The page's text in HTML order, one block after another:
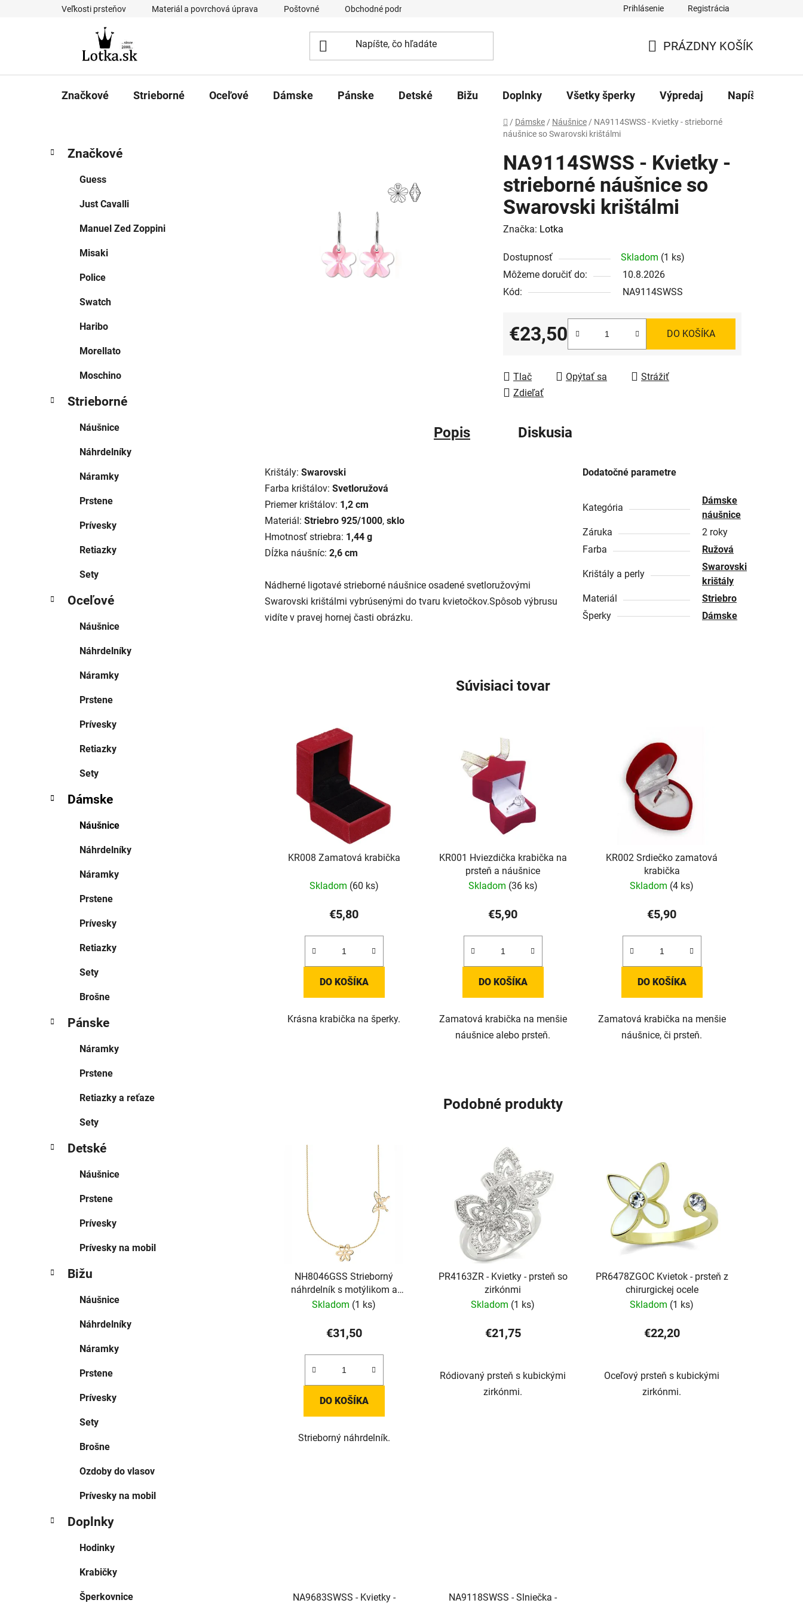
Veľkosti prsteňov Materiál a povrchová úprava Poštovné Obchodné podmienky Prihlásenie Registrácia
KOŠÍK
PRÁZDNY KOŠÍK
Značkové Strieborné Oceľové Dámske Pánske Detské Bižu Doplnky Všetky šperky Výpredaj Napíšte nám
Domov
/ Dámske / Náušnice / NA9114SWSS - Kvietky - strieborné
náušnice so Swarovski krištálmi
B
kategórie
a
Značkové
Guess
Just Cavalli
Manuel Zed Zoppini
Misaki
Police
Swatch
Haribo
Morellato
Moschino
Strieborné
Náušnice
Náhrdelníky
Náramky
Prstene
Prívesky
Retiazky
Sety
Oceľové
Náušnice
Náhrdelníky
Náramky
Prstene
Prívesky
Retiazky
Sety
Dámske
Náušnice
Náhrdelníky
Náramky
Prstene
Prívesky
Retiazky
Sety
Brošne
Pánske
Náramky
Prstene
Retiazky a reťaze
Sety
Detské
Náušnice
Prstene
Prívesky
Prívesky na mobil
Bižu
Náušnice
Náhrdelníky
Náramky
Prstene
Prívesky
Sety
Brošne
Ozdoby do vlasov
Prívesky na mobil
Doplnky
Hodinky
Krabičky
Šperkovnice
NA9114SWSS - Kvietky -
strieborné náušnice so
Swarovski krištálmi
Značka: Lotka
Dostupnosť Skladom (1 ks)
Môžeme doručiť do:
10.8.2026
Kód:
NA9114SWSS
€23,50
Jednotková cena:
DO KOŠÍKA
Tlač Opýtať sa
Strážiť
Zdieľať
Popis Diskusia
Krištály: Swarovski
Farba krištálov: Svetloružová
Priemer krištálov: 1,2 cm
Materiál: Striebro 925/1000, sklo
Hmotnosť striebra: 1,44 g
Dĺžka náušníc: 2,6 cm
Nádherné ligotavé strieborné náušnice osadené svetloružovými
Swarovski krištálmi vybrúsenými do tvaru kvietočkov.Spôsob výbrusu
vidíte v pravej hornej časti obrázku.
Dodatočné parametre
Kategória
Dámske
náušnice
Záruka
2 roky
Farba
Ružová
Krištály a perly
Swarovski
krištály
Materiál
Striebro
Šperky
Dámske
Súvisiaci tovar
KR008 Zamatová krabička
Skladom (60 ks)
€5,80
DO KOŠÍKA
Krásna krabička na šperky.
KR001 Hviezdička krabička na
prsteň a náušnice
Skladom (36 ks)
€5,90
DO KOŠÍKA
Zamatová krabička na menšie
náušnice alebo prsteň.
KR002 Srdiečko zamatová
krabička
Skladom (4 ks)
€5,90
DO KOŠÍKA
Zamatová krabička na menšie
náušnice, či prsteň.
Podobné produkty
NH8046GSS Strieborný
náhrdelník s motýlikom a
kvietkom
Skladom (1 ks)
€31,50
DO KOŠÍKA
Strieborný náhrdelník.
PR4163ZR - Kvietky - prsteň so
zirkónmi
Skladom (1 ks)
€21,75
Ródiovaný prsteň s kubickými
zirkónmi.
PR6478ZGOC Kvietok - prsteň z
chirurgickej ocele
Skladom (1 ks)
€22,20
Oceľový prsteň s kubickými
zirkónmi.
NA9683SWSS - Kvietky -
NA9118SWSS - Slniečka -